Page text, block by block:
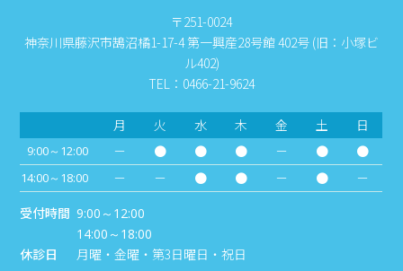
〒251-0024
神奈川県藤沢市鵠沼橘1-17-4 第一興産28号館 402号 (旧：小塚ビ
ル402)
TEL：0466-21-9624
月 火 水 木 金 土 日
9:00～12:00 － ● ● ● － ● ●
14:00～18:00 － － ● ● － ●
－
受付時間 9:00～12:00
14:00～18:00
休診日 月曜・金曜・第3日曜日・祝日